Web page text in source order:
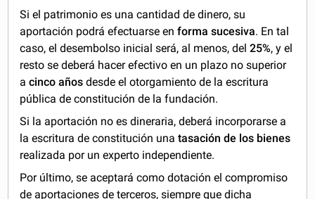
Si el patrimonio es una cantidad de dinero, su
aportación podrá efectuarse enforma sucesiva. En tal
caso, el desembolso inicial será, al menos, del 25%, y el
resto se deberá hacer efectivo en un plazo no superior
acinco años desde el otorgamiento de la escritura
pública de constitución de la fundación.
Si la aportación no es dineraria, deberá incorporarse a
la escritura de constitución una tasación de los bienes
realizada por un experto independiente.
Por último, se aceptará como dotación el compromiso
de aportaciones de terceros, siempre que dicha